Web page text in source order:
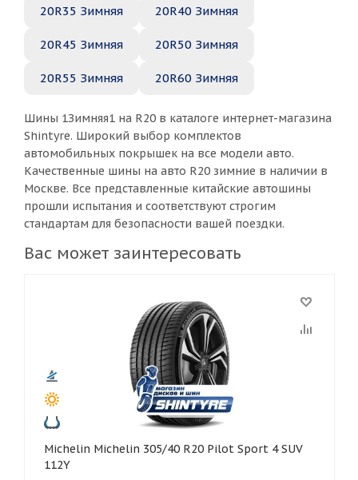
20R35 Зимняя 20R40 Зимняя
20R45 Зимняя 20R50 Зимняя
20R55 Зимняя 20R60 Зимняя
Шины 1Зимняя1 на R20 в каталоге интернет-магазина
Shintyre. Широкий выбор комплектов
автомобильных покрышек на все модели авто.
Качественные шины на авто R20 зимние в наличии в
Москве. Все представленные китайские автошины
прошли испытания и соответствуют строгим
стандартам для безопасности вашей поездки.
Вас может заинтересовать
Michelin Michelin 305/40 R20 Pilot Sport 4 SUV
112Y